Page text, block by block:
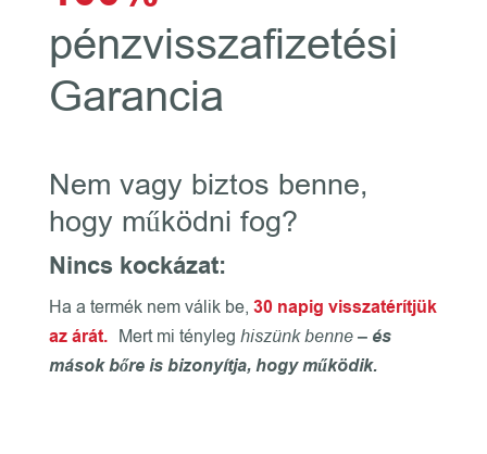
pénzvisszafizetési
Garancia
Nem vagy biztos benne,
hogy működni fog?
Nincs kockázat:
Ha a termék nem válik be, 30 napig visszatérítjük
az árát.Mert mi tényleg hiszünk benne– és
mások bőre is bizonyítja, hogy működik.